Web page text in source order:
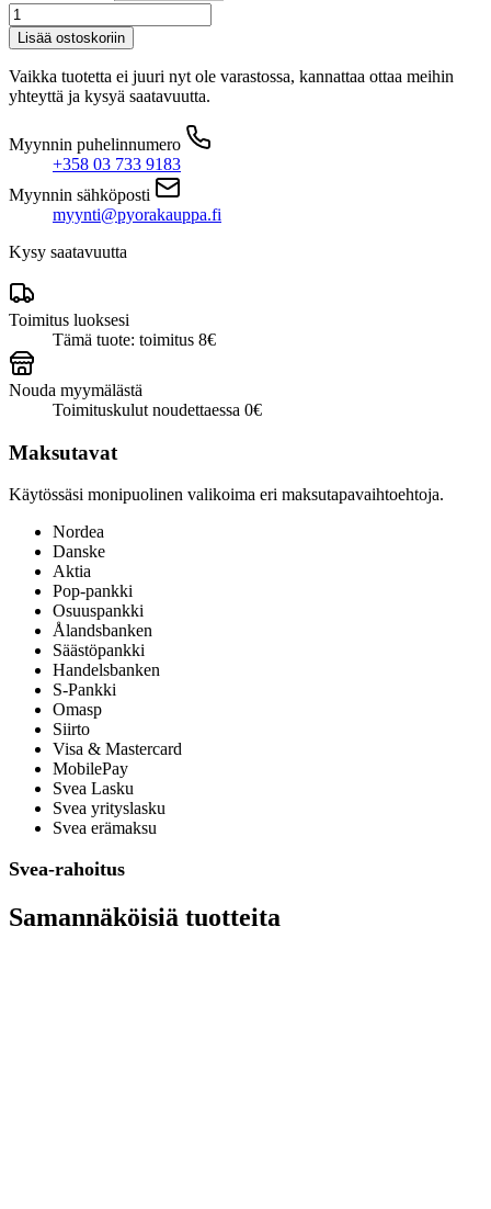
Sram
Red
XG-
1290
12v
rataspakka
määrä
Lisää ostoskoriin
Vaikka tuotetta ei juuri nyt ole varastossa, kannattaa ottaa meihin
yhteyttä ja kysyä saatavuutta.
Myynnin puhelinnumero
+358 03 733 9183
Myynnin sähköposti
myynti@pyorakauppa.fi
Kysy saatavuutta
Toimitus luoksesi
Tämä tuote: toimitus 8€
Nouda myymälästä
Toimituskulut noudettaessa 0€
Maksutavat
Käytössäsi monipuolinen valikoima eri maksutapavaihtoehtoja.
Nordea
Danske
Aktia
Pop-pankki
Osuuspankki
Ålandsbanken
Säästöpankki
Handelsbanken
S-Pankki
Omasp
Siirto
Visa & Mastercard
MobilePay
Svea Lasku
Svea yrityslasku
Svea erämaksu
Svea-rahoitus
Samannäköisiä tuotteita